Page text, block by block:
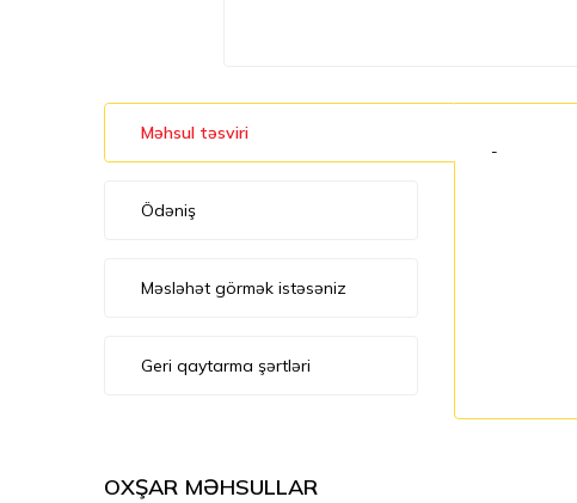
Məhsul təsviri
Ödəniş
Məsləhət görmək istəsəniz
Geri qaytarma şərtləri
-
OXŞAR MƏHSULLAR